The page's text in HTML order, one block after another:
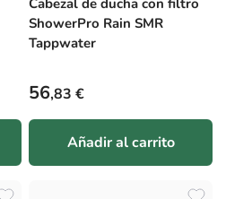
Cabezal de ducha con filtro
ShowerPro Rain SMR
Tappwater
Precio habitual
56,83 €
Añadir al carrito